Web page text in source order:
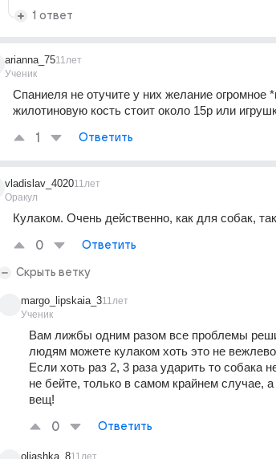
1 ответ
arianna_75
Ученик
11лет
Спаниеля не отучите у них желание огромное
жилотиновую кость стоит около 15р или
1 Ответить
vladislav_4020
Оракул
11лет
Кулаком. Очень действенно, как для собак,
0 Ответить
Скрыть ветку
margo_lipskaia_3
Ученик
11лет
Вам лижбы одним разом все проблемы
людям можете кулаком хоть это не
Если хоть раз 2, 3 раза ударить то собака
не бейте, только в самом крайнем случае,
вещ!
0 Ответить
oliashka_811лет